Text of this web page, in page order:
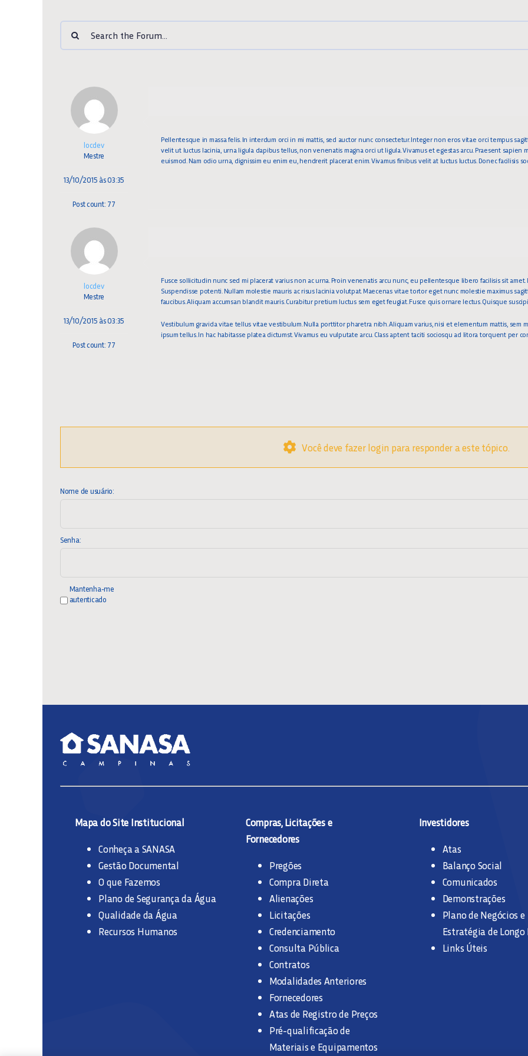
locdev
Mestre
13/10/2015 às 03:35
Post count: 77
Pellentesque in massa felis. In interdum orci in mi mattis, sed auctor nunc consectetur. Integer non eros vitae orci tempus
velit ut luctus lacinia, urna ligula dapibus tellus, non venenatis magna orci ut ligula. Vivamus et egestas arcu. Praesent
euismod. Nam odio urna, dignissim eu enim eu, hendrerit placerat enim. Vivamus finibus velit at luctus luctus. Donec facilisis
locdev
Mestre
13/10/2015 às 03:35
Post count: 77
Fusce sollicitudin nunc sed mi placerat varius non ac urna. Proin venenatis arcu nunc, eu pellentesque libero facilisis sit
Suspendisse potenti. Nullam molestie mauris ac risus lacinia volutpat. Maecenas vitae tortor eget nunc molestie maximus
faucibus. Aliquam accumsan blandit mauris. Curabitur pretium luctus sem eget feugiat. Fusce quis ornare lectus. Quisque
Vestibulum gravida vitae tellus vitae vestibulum. Nulla porttitor pharetra nibh. Aliquam varius, nisi et elementum mattis, sem
ipsum tellus. In hac habitasse platea dictumst. Vivamus eu vulputate arcu. Class aptent taciti sociosqu ad litora torquent per
Você deve fazer login para responder a este tópico.
Nome de usuário:
Senha:
Mantenha-me
autenticado
Mapa do Site Institucional
Conheça a SANASA
Gestão Documental
O que Fazemos
Plano de Segurança da Água
Qualidade da Água
Recursos Humanos
Compras, Licitações e
Fornecedores
Pregões
Compra Direta
Alienações
Licitações
Credenciamento
Consulta Pública
Contratos
Modalidades Anteriores
Fornecedores
Atas de Registro de Preços
Pré-qualificação de
Materiais e Equipamentos
Investidores
Atas
Balanço Social
Comunicados
Demonstrações
Plano de Negócios e
Estratégia de Longo
Links Úteis